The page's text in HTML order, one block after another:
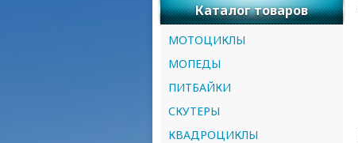
Каталог товаров
МОТОЦИКЛЫ
МОПЕДЫ
ПИТБАЙКИ
СКУТЕРЫ
КВАДРОЦИКЛЫ